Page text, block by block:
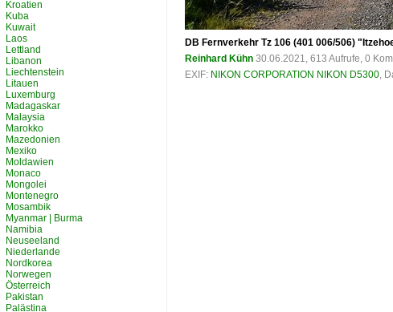
DB Fernverkehr Tz 106 (401 006/506)
Reinhard Kühn 30.06.2021, 613 Aufrufe, 0
EXIF: NIKON CORPORATION NIKON D5300,
Kroatien
Kuba
Kuwait
Laos
Lettland
Libanon
Liechtenstein
Litauen
Luxemburg
Madagaskar
Malaysia
Marokko
Mazedonien
Mexiko
Moldawien
Monaco
Mongolei
Montenegro
Mosambik
Myanmar | Burma
Namibia
Neuseeland
Niederlande
Nordkorea
Norwegen
Österreich
Pakistan
Palästina